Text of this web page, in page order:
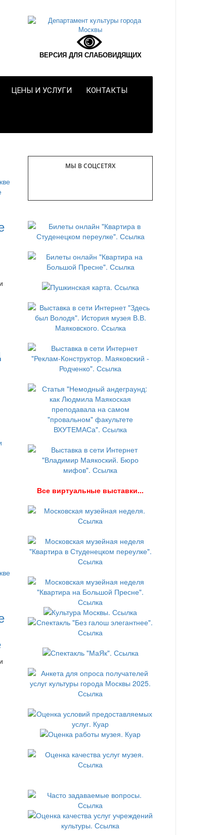
ВЕРСИЯ ДЛЯ СЛАБОВИДЯЩИХ
ЦЕНЫ И УСЛУГИ КОНТАКТЫ
МЫ В СОЦСЕТЯХ
Все виртуальные выставки...